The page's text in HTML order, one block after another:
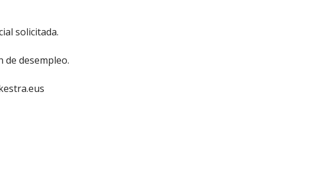
solicitada.
desempleo.